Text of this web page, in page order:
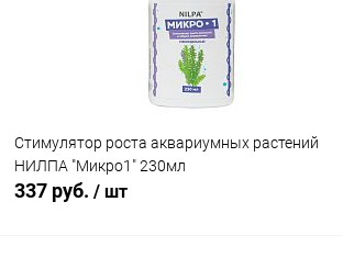
Стимулятор роста аквариумных растений
НИЛПА "Микро1" 230мл
337 руб. / шт